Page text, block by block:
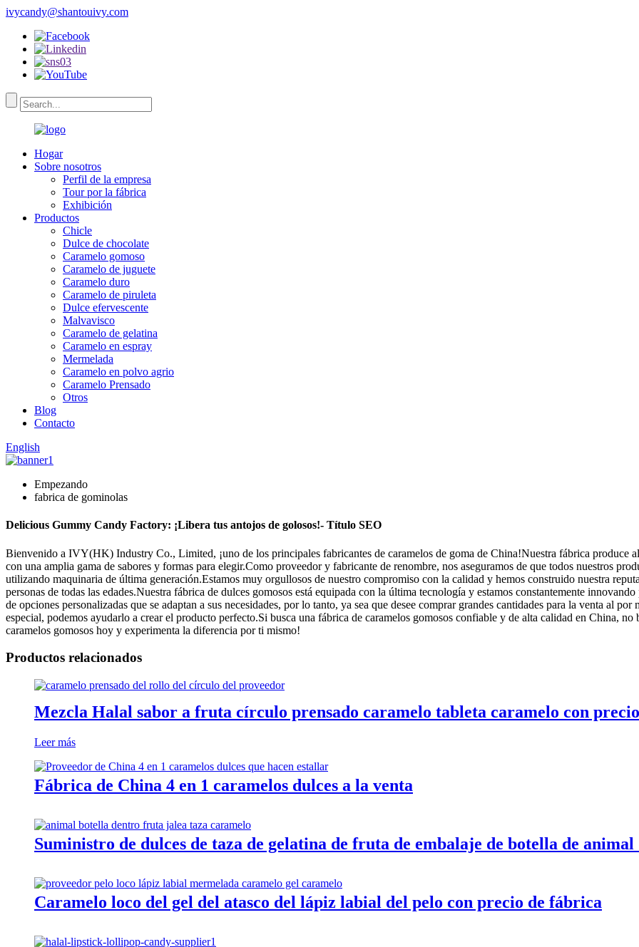
ivycandy@shantouivy.com
Hogar
Sobre nosotros
Perfil de la empresa
Tour por la fábrica
Exhibición
Productos
Chicle
Dulce de chocolate
Caramelo gomoso
Caramelo de juguete
Caramelo duro
Caramelo de piruleta
Dulce efervescente
Malvavisco
Caramelo de gelatina
Caramelo en espray
Mermelada
Caramelo en polvo agrio
Caramelo Prensado
Otros
Blog
Contacto
English
Empezando
fabrica de gominolas
Delicious Gummy Candy Factory: ¡Libera tus antojos de golosos!- Título SEO
Bienvenido a IVY(HK) Industry Co., Limited, ¡uno de los principales fabricantes de caramelos de goma de China!Nuestra fábrica produce
con una amplia gama de sabores y formas para elegir.Como proveedor y fabricante de renombre, nos aseguramos de que todos nuestros
utilizando maquinaria de última generación.Estamos muy orgullosos de nuestro compromiso con la calidad y hemos construido nuestra
personas de todas las edades.Nuestra fábrica de dulces gomosos está equipada con la última tecnología y estamos constantemente
de opciones personalizadas que se adaptan a sus necesidades, por lo tanto, ya sea que desee comprar grandes cantidades para la venta al
especial, podemos ayudarlo a crear el producto perfecto.Si busca una fábrica de caramelos gomosos confiable y de alta calidad en China,
caramelos gomosos hoy y experimenta la diferencia por ti mismo!
Productos relacionados
Mezcla Halal sabor a fruta círculo prensado caramelo tableta caramelo con
Leer más
Fábrica de China 4 en 1 caramelos dulces a la venta
Suministro de dulces de taza de gelatina de fruta de embalaje de botella de
Caramelo loco del gel del atasco del lápiz labial del pelo con precio de fábrica